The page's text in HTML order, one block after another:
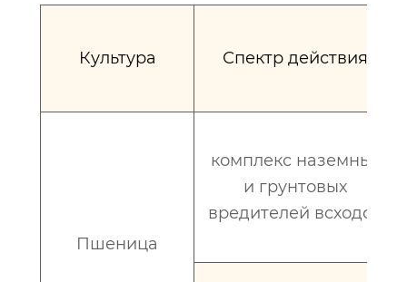
Культура Спектр действия
Пшеница
комплекс наземных
и грунтовых
вредителей всходов